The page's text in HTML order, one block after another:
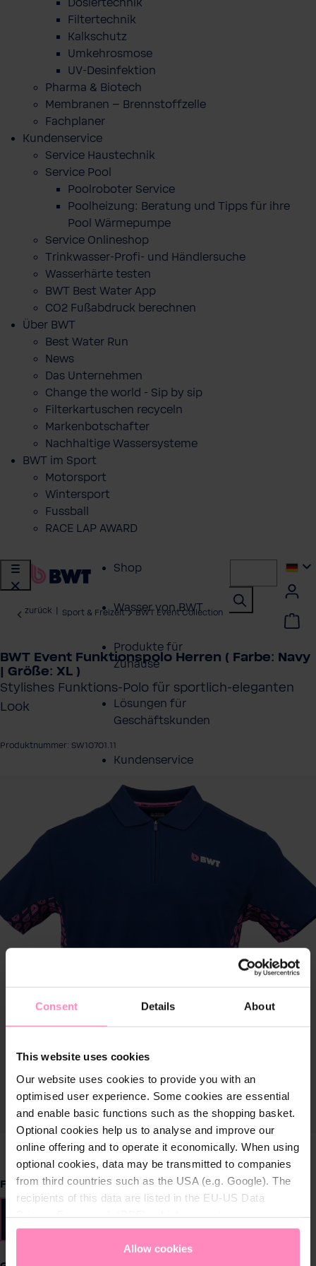
Consent Details About
This website uses cookies
Our website uses cookies to provide you with an
optimised user experience. Some cookies are essential
and enable basic functions such as the shopping basket.
Optional cookies help us to analyse and improve our
online offering and to operate it economically. When using
optional cookies, data may be transmitted to companies
from third countries such as the USA (e.g. Google). The
recipients of this data are listed in the EU-US Data
appropriate level of data protection. You canaccept all
only allow necessary cookies
Allow cookies
Dosiertechnik
Filtertechnik
Kalkschutz
Umkehrosmose
UV-Desinfektion
Pharma & Biotech
Membranen – Brennstoffzelle
Fachplaner
Kundenservice
Service Haustechnik
Service Pool
Poolroboter Service
Poolheizung: Beratung und Tipps für ihre
Pool Wärmepumpe
Service Onlineshop
Trinkwasser-Profi- und Händlersuche
Wasserhärte testen
BWT Best Water App
CO2 Fußabdruck berechnen
Über BWT
Best Water Run
News
Das Unternehmen
Change the world - Sip by sip
Filterkartuschen recyceln
Markenbotschafter
Nachhaltige Wassersysteme
BWT im Sport
Motorsport
Wintersport
Fussball
RACE LAP AWARD
Shop
Wasser von BWT
Produkte für
Zuhause
Lösungen für
Geschäftskunden
Kundenservice
Über BWT
zurück Sport & Freizeit BWT Event Collection
BWT Event Funktionspolo Herren ( Farbe: Navy
| Größe: XL )
Stylishes Funktions-Polo für sportlich-eleganten
Look
Produktnummer: SW10701.11
Farbeauswählen
Navy Rosa